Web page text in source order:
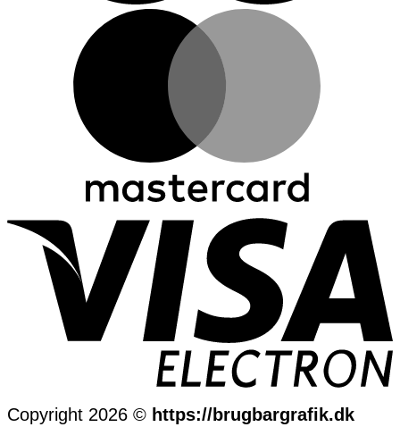
Copyright 2026 © https://brugbargrafik.dk